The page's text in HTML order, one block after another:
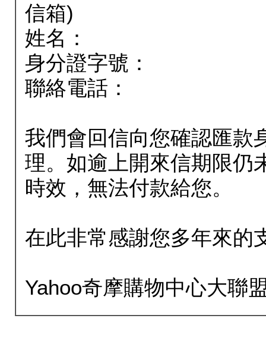
信箱)
姓名：
身分證字號：
聯絡電話：
我們會回信向您確認匯款
理。如逾上開來信期限仍
時效，無法付款給您。
在此非常感謝您多年來的
Yahoo奇摩購物中心大